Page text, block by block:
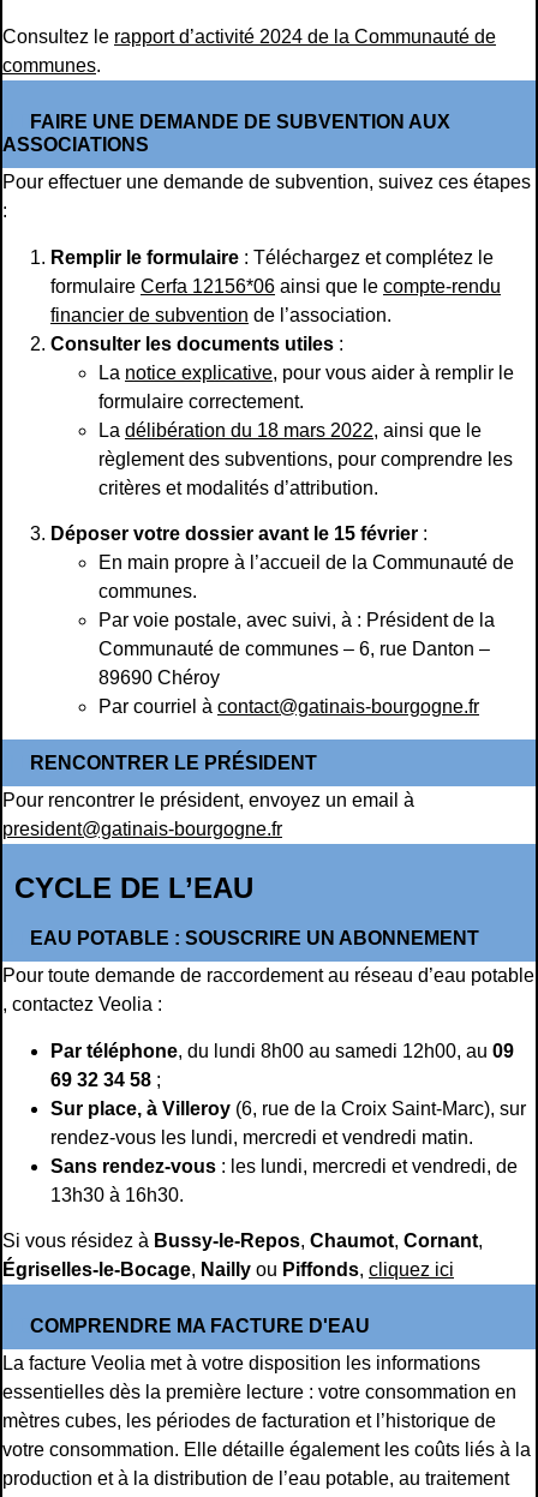
Consultez le rapport d’activité 2024 de la Communauté de
communes.
FAIRE UNE DEMANDE DE SUBVENTION AUX
ASSOCIATIONS
Pour effectuer une demande de subvention, suivez ces étapes
:
Remplir le formulaire : Téléchargez et complétez le
formulaire Cerfa 12156*06 ainsi que le compte-rendu
financier de subvention de l’association.
Consulter les documents utiles :
La notice explicative, pour vous aider à remplir le
formulaire correctement.
La délibération du 18 mars 2022, ainsi que le
règlement des subventions, pour comprendre les
critères et modalités d’attribution.
Déposer votre dossier avant le 15 février :
En main propre à l’accueil de la Communauté de
communes.
Par voie postale, avec suivi, à : Président de la
Communauté de communes – 6, rue Danton –
89690 Chéroy
Par courriel à contact@gatinais-bourgogne.fr
RENCONTRER LE PRÉSIDENT
Pour rencontrer le président, envoyez un email à
president@gatinais-bourgogne.fr
CYCLE DE L’EAU
EAU POTABLE : SOUSCRIRE UN ABONNEMENT
Pour toute demande de raccordement au réseau d’eau potable
, contactez Veolia :
Par téléphone, du lundi 8h00 au samedi 12h00, au 09
69 32 34 58 ;
Sur place, à Villeroy (6, rue de la Croix Saint-Marc), sur
rendez-vous les lundi, mercredi et vendredi matin.
Sans rendez-vous : les lundi, mercredi et vendredi, de
13h30 à 16h30.
Si vous résidez à Bussy-le-Repos, Chaumot, Cornant,
Égriselles-le-Bocage, Nailly ou Piffonds, cliquez ici
COMPRENDRE MA FACTURE D'EAU
La facture Veolia met à votre disposition les informations
essentielles dès la première lecture : votre consommation en
mètres cubes, les périodes de facturation et l’historique de
votre consommation. Elle détaille également les coûts liés à la
production et à la distribution de l’eau potable, au traitement